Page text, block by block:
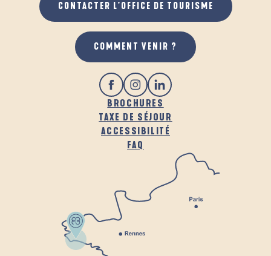
GASTRONOMIE
BROCHURES
TAXE DE SÉJOUR
ACCESSIBILITÉ
FAQ
CONTACTER L'OFFICE DE TOURISME
COMMENT VENIR ?